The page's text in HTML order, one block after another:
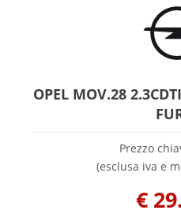
OPEL MOV.28
Prezzo
(esclusa iva e
€